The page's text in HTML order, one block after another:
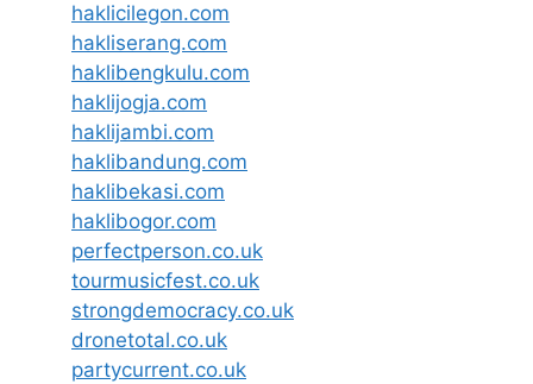
haklicilegon.com
hakliserang.com
haklibengkulu.com
haklijogja.com
haklijambi.com
haklibandung.com
haklibekasi.com
haklibogor.com
perfectperson.co.uk
tourmusicfest.co.uk
strongdemocracy.co.uk
dronetotal.co.uk
partycurrent.co.uk